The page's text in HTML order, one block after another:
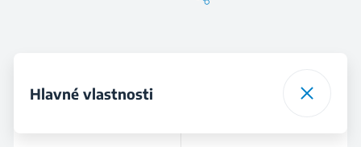
Hlavné vlastnosti